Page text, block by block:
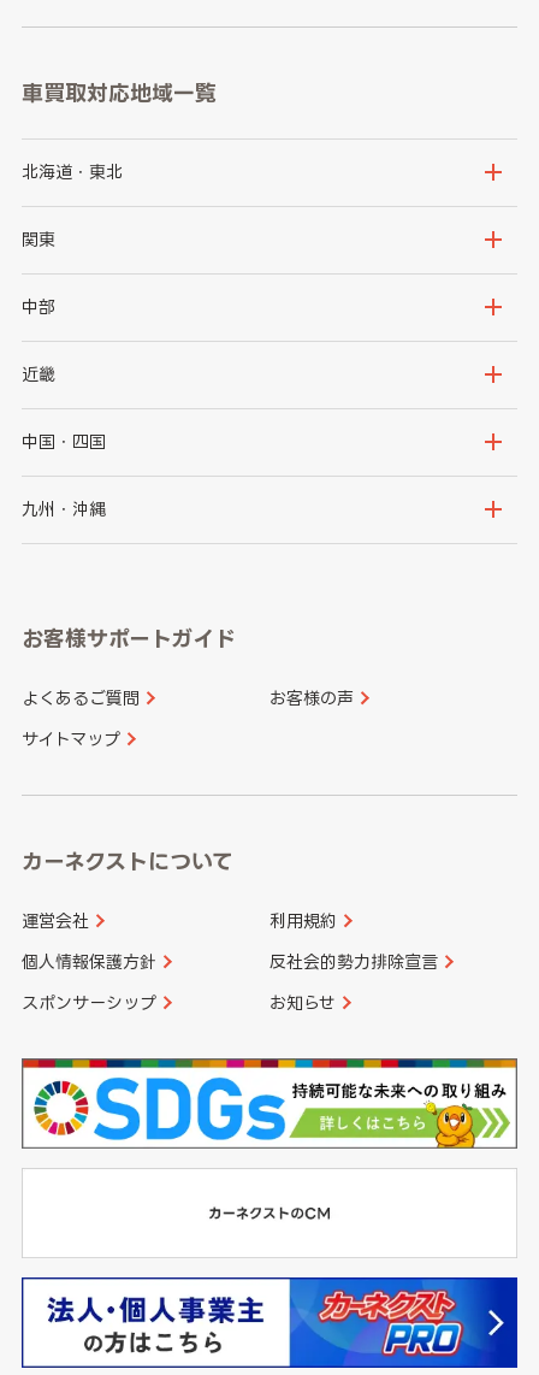
車買取対応地域一覧
北海道・東北
北海道
岩手県
秋田県
関東
茨城県
群馬県
千葉県
中部
新潟県
石川県
山梨県
愛知県
近畿
大阪府
京都府
和歌山県
中国・四国
鳥取県
山口県
香川県 愛媛県
九州・沖縄
長崎県
大分県 宮崎県
お客様サポートガイド
よくあるご質問 お客様の声
サイトマップ
カーネクストについて
運営会社 利用規約
個人情報保護方針 反社会的勢力排除宣言
スポンサーシップ お知らせ